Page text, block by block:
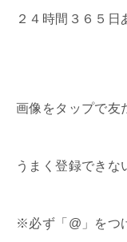
２４時間３６５日
画像をタップで友
うまく登録できな
※必ず「@」をつ